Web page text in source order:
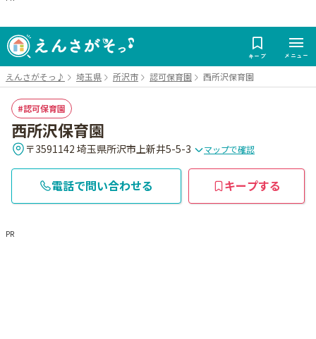
キープ メニュー
えんさがそっ♪ 埼玉県 所沢市 認可保育園 西所沢保育園
認可保育園
西所沢保育園
〒3591142 埼玉県所沢市上新井5-5-3 マップで確認
電話で問い合わせる キープする
PR